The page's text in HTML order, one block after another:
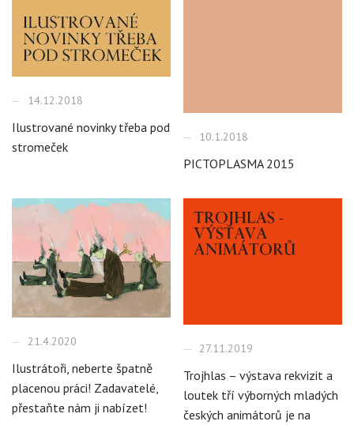
14.12.2018
Ilustrované novinky třeba pod
stromeček
10.1.2018
PICTOPLASMA 2015
21.4.2020
Ilustrátoři, neberte špatně
placenou práci! Zadavatelé,
přestaňte nám ji nabízet!
27.11.2019
Trojhlas – výstava rekvizit a
loutek tří výborných mladých
českých animátorů je na